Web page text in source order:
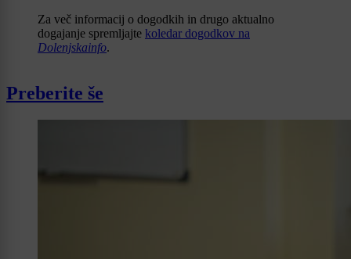
Za več informacij o dogodkih in drugo aktualno
dogajanje spremljajte koledar dogodkov na
Dolenjskainfo.
Preberite še